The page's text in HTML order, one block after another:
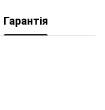
Гарантія